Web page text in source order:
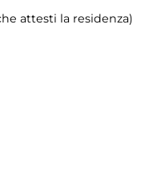
attesti la residenza)